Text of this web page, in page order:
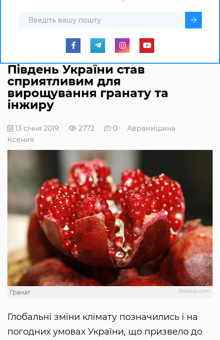
Південь України став
сприятливим для
вирощування гранату та
інжиру
13 січня 2019 2772 0
Аврамишина
Ксения
Pixabay.com
Гранат
Глобальні зміни клімату позначились і на
погодних умовах України, що призвело до